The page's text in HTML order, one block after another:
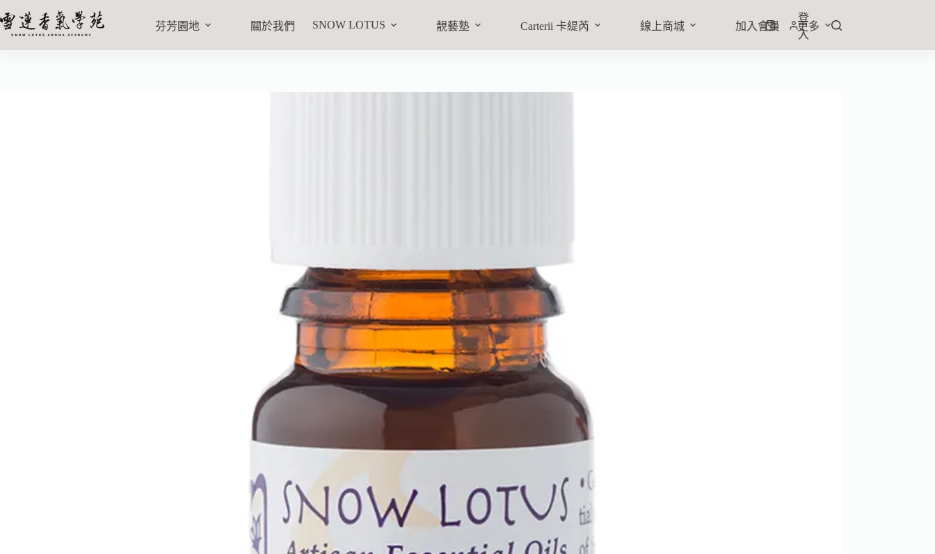
檸檬尤加利精油 10ml
NT$ 420
加入購物車
芬芳園地 關於我們 SNOW LOTUS 靚藝塾 Carterii 卡緹芮 線上商城 加入會員 更多
登
入